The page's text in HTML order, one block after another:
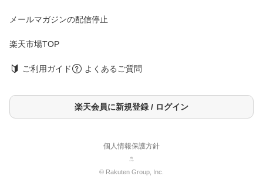
sou#251218
メールマガジンの配信停止
楽天市場TOP
ご利用ガイド よくあるご質問
楽天会員に新規登録 / ログイン
個人情報保護方針
© Rakuten Group, Inc.